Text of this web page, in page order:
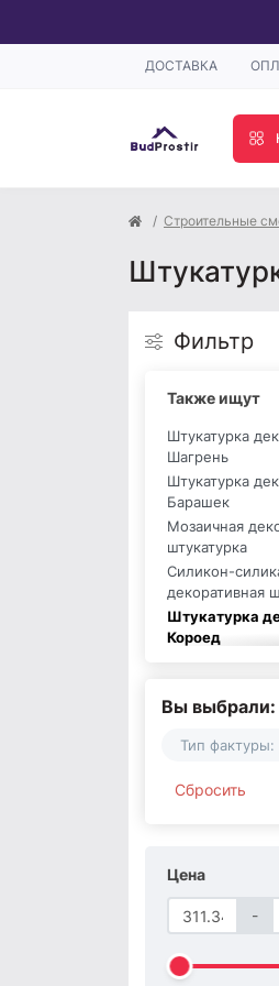
ДОСТАВКА
Строительные
Фильтр
Также ищут
Штукатурка
Шагрень
Штукатурка
Барашек
Мозаичная
штукатурка
Силикон-
декоративная
Штукатурка
Короед
Акриловая
Декоративная
Силиконовая
штукатурка
мм
Декоративная
TIGOR
Декоративная
Вы выбрали:
Тип фактуры:
Сбросить
Цена
-